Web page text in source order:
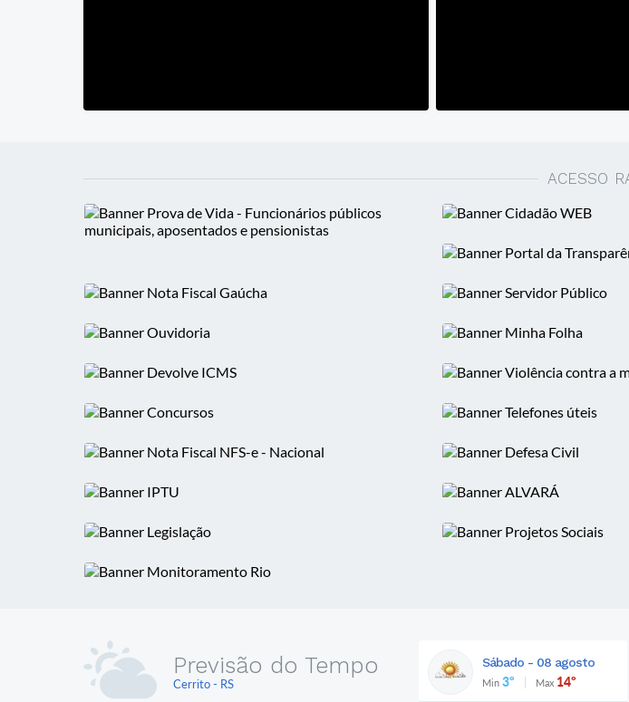
ACESSO
Previsão do Tempo
Cerrito - RS
Sábado - 08 agosto
Min 3º Max 14º